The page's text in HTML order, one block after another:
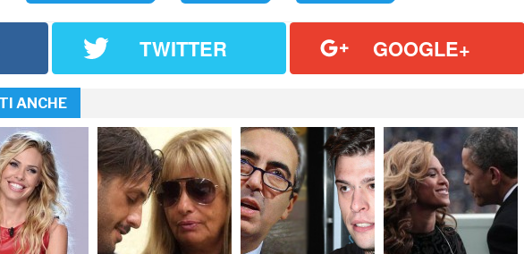
TWITTER GOOGLE+
ANCHE